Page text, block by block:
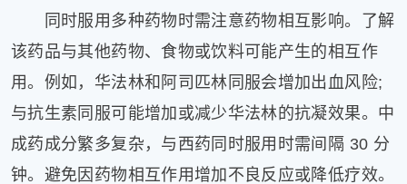
同时服用多种药物时需注意药物相互影响。了解
该药品与其他药物、食物或饮料可能产生的相互作
用。例如，华法林和阿司匹林同服会增加出血风险;
与抗生素同服可能增加或减少华法林的抗凝效果。中
成药成分繁多复杂，与西药同时服用时需间隔 30 分
钟。避免因药物相互作用增加不良反应或降低疗效。